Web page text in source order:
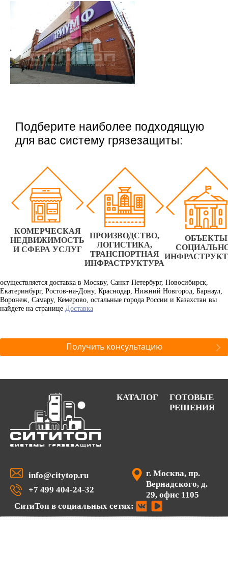
Подберите наиболее подходящую
для вас систему грязезащиты:
КОМЕРЧЕСКАЯ
НЕДВИЖИМОСТЬ
И СФЕРА УСЛУГ
ПРОИЗВОДСТВО,
ЛОГИСТИКА,
ТРАНСПОРТНАЯ
ИНФРАСТРУКТУРА
ОБЪЕКТЫ
осуществляется доставка в Москву, Санкт-Петербург, Новосибирск,
Екатеринбург, Ростов-на-Дону, Краснодар, Нижний Новгород, Барнаул,
Воронеж, Самару, Кемерово, остальные города России и Казахстан вы
найдете на странице Доставка
Получить консультацию
КАТАЛОГ
ГОТОВЫЕ
РЕШЕНИЯ
info@citytop.ru
+7 499 404-24-32
г. Москва, пр.
Вернадского, д.
29, офис 1105
СитиТоп в социальных сетях: